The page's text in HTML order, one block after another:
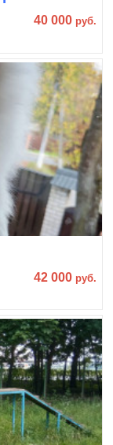
40 000 руб.
42 000 руб.